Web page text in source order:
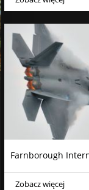
Farnborough
Zobacz więcej